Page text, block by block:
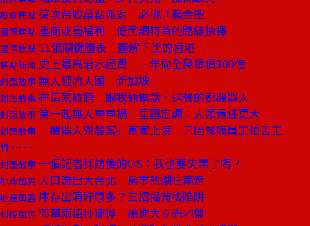
投資焦點 這次台股萬點派對 必挑「蘋金塑」
國際焦點 重商或重福利 低民調特首的路線抉擇
國際焦點 11張關鍵圖表 圖解下墜的香港
焦點新聞 史上最高治水經費 一年向全民舉債300億
封面故事 無人經濟大國 新加坡
封面故事 在這家旅館 跟我通電話、送餐的都機器人
封面故事 第一起無人車車禍 星國定調：人類責任更大
封面故事
「機器人兇殺案」真實上演 只因餐廳員工怕丟工
作……
封面故事 一個記者採訪後的OS：我也要失業了嗎？
地產風雲 人口流出大台北 房市熱潮往南走
地產風雲 庫存出清好康多？三招揭背後陷阱
科技風雲 郭董兩招抄捷徑 搶進大立光地盤